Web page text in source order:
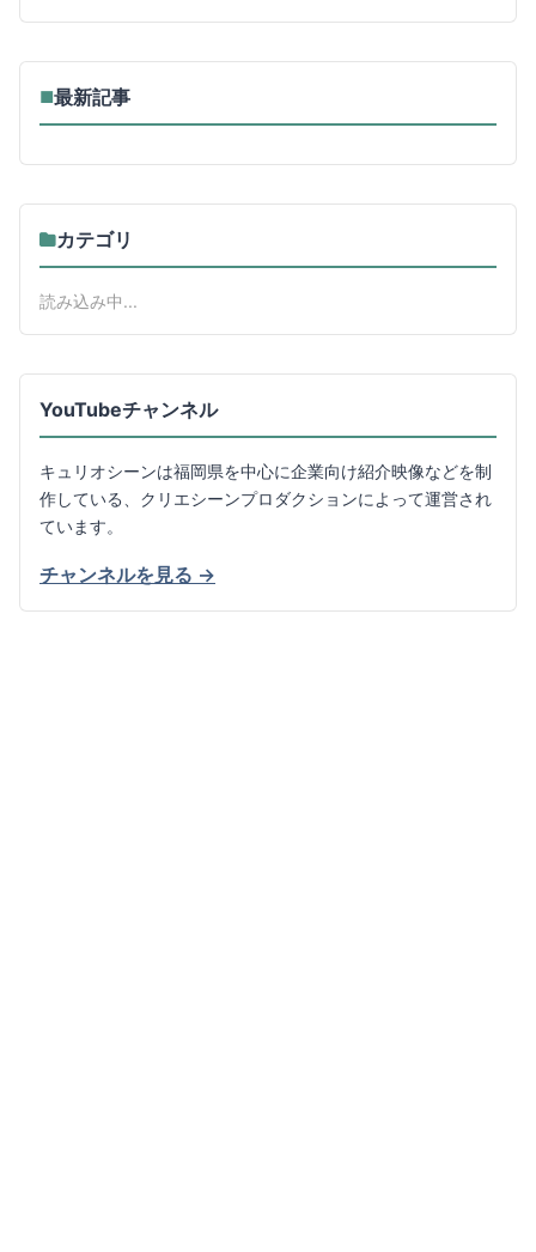
■最新記事
カテゴリ
読み込み中...
YouTubeチャンネル
キュリオシーンは福岡県を中心に企業向け紹介映像などを制
作している、クリエシーンプロダクションによって運営され
ています。
チャンネルを見る →